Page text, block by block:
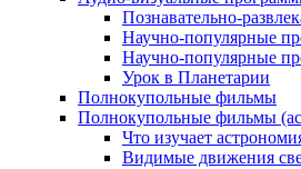
sub
menu
Познавательно-
Научно-популярные
Научно-популярные
Урок в Планетарии
Полнокупольные фильмы
Полнокупольные фильмы
Что изучает
Видимые движения